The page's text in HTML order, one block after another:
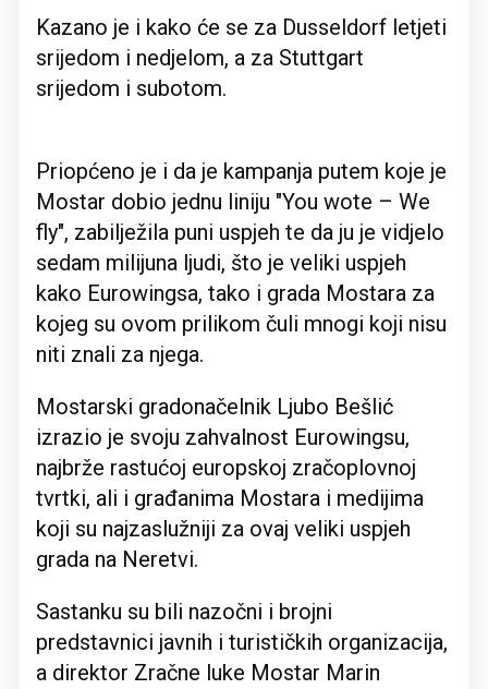
Kazano je i kako će se za Dusseldorf letjeti
srijedom i nedjelom, a za Stuttgart
srijedom i subotom.
Priopćeno je i da je kampanja putem koje je
Mostar dobio jednu liniju "You wote – We
fly", zabilježila puni uspjeh te da ju je vidjelo
sedam milijuna ljudi, što je veliki uspjeh
kako Eurowingsa, tako i grada Mostara za
kojeg su ovom prilikom čuli mnogi koji nisu
niti znali za njega.
Mostarski gradonačelnik Ljubo Bešlić
izrazio je svoju zahvalnost Eurowingsu,
najbrže rastućoj europskoj zračoplovnoj
tvrtki, ali i građanima Mostara i medijima
koji su najzaslužniji za ovaj veliki uspjeh
grada na Neretvi.
Sastanku su bili nazočni i brojni
predstavnici javnih i turističkih organizacija,
a direktor Zračne luke Mostar Marin